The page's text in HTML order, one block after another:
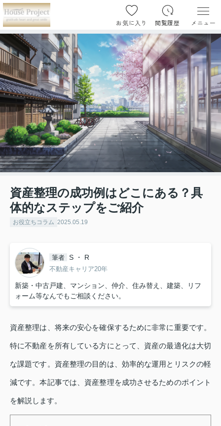
お気に入り 閲覧履歴 メニュー
資産整理の成功例はどこにある？具
体的なステップをご紹介
お役立ちコラム 2025.05.19
筆者 S ・ R
不動産キャリア20年
新築・中古戸建、マンション、仲介、住み替え、建築、リフ
ォーム等なんでもご相談ください。
資産整理は、将来の安心を確保するために非常に重要です。
特に不動産を所有している方にとって、資産の最適化は大切
な課題です。資産整理の目的は、効率的な運用とリスクの軽
減です。本記事では、資産整理を成功させるためのポイント
を解説します。